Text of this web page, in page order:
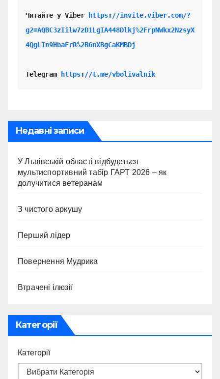
Читайте у Viber
https://invite.viber.com/?
g2=AQBC3zIilw7zD1LgIA448Dlkj%2FrpNWkx2NzsyX
4QgLIn9HbaFrR%2B6nXBgCaKMBDj
Telegram https://t.me/vbolivalnik
Недавні записи
У Львівській області відбудеться
мультиспортивний табір ГАРТ 2026 – як
долучитися ветеранам
З чистого аркушу
Перший лідер
Повернення Мудрика
Втрачені ілюзії
Категорії
Категорії